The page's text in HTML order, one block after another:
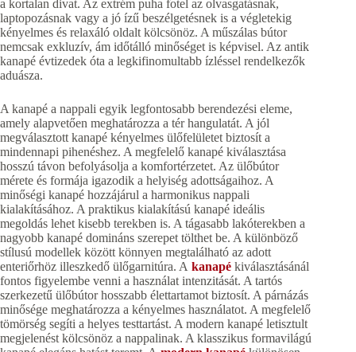
a kortalan divat. Az extrém puha fotel az olvasgatásnak,
laptopozásnak vagy a jó ízű beszélgetésnek is a végletekig
kényelmes és relaxáló oldalt kölcsönöz. A műszálas bútor
nemcsak exkluzív, ám időtálló minőséget is képvisel. Az antik
kanapé évtizedek óta a legkifinomultabb ízléssel rendelkezők
aduásza.
A kanapé a nappali egyik legfontosabb berendezési eleme,
amely alapvetően meghatározza a tér hangulatát. A jól
megválasztott kanapé kényelmes ülőfelületet biztosít a
mindennapi pihenéshez. A megfelelő kanapé kiválasztása
hosszú távon befolyásolja a komfortérzetet. Az ülőbútor
mérete és formája igazodik a helyiség adottságaihoz. A
minőségi kanapé hozzájárul a harmonikus nappali
kialakításához. A praktikus kialakítású kanapé ideális
megoldás lehet kisebb terekben is. A tágasabb lakóterekben a
nagyobb kanapé domináns szerepet tölthet be. A különböző
stílusú modellek között könnyen megtalálható az adott
enteriőrhöz illeszkedő ülőgarnitúra. A kanapé kiválasztásánál
fontos figyelembe venni a használat intenzitását. A tartós
szerkezetű ülőbútor hosszabb élettartamot biztosít. A párnázás
minősége meghatározza a kényelmes használatot. A megfelelő
tömörség segíti a helyes testtartást. A modern kanapé letisztult
megjelenést kölcsönöz a nappalinak. A klasszikus formavilágú